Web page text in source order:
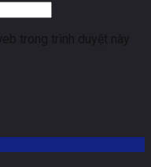
trong trình duyệt này